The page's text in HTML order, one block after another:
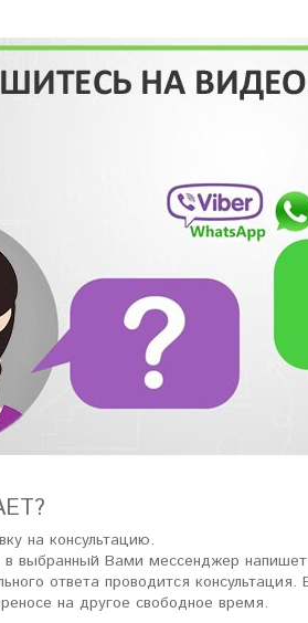
на консультацию.
выбранный Вами мессенджер
ответа проводится
на другое свободное время.